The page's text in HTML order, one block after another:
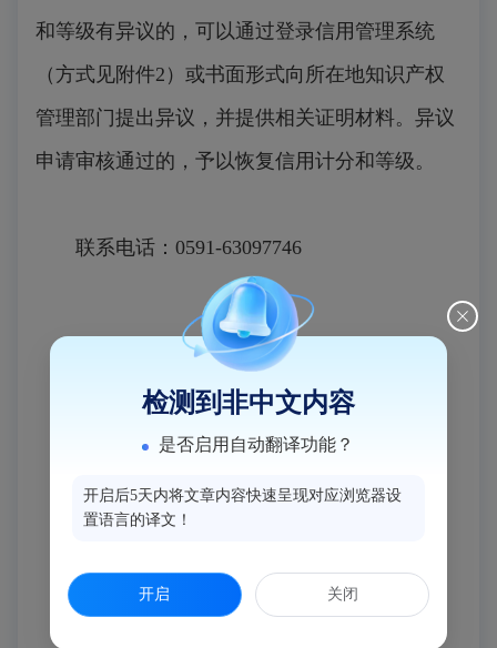
和等级有异议的，可以通过登录信用管理系统
（方式见附件2）或书面形式向所在地知识产权
管理部门提出异议，并提供相关证明材料。异议
申请审核通过的，予以恢复信用计分和等级。
联系电话：0591-63097746
1：福建省商标代理机构及从业人员信用评
检测到非中文内容
是否启用自动翻译功能？
开启后5天内将文章内容快速呈现对应浏览器设
置语言的译文！
开启 关闭